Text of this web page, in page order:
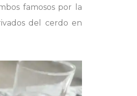
famosos por la
del cerdo en